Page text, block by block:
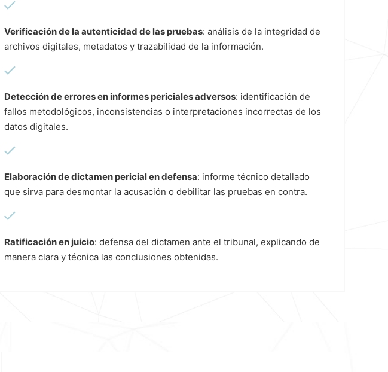
Verificación de la autenticidad de las pruebas: análisis de la integridad de
archivos digitales, metadatos y trazabilidad de la información.
Detección de errores en informes periciales adversos: identificación de
fallos metodológicos, inconsistencias o interpretaciones incorrectas de los
datos digitales.
Elaboración de dictamen pericial en defensa: informe técnico detallado
que sirva para desmontar la acusación o debilitar las pruebas en contra.
Ratificación en juicio: defensa del dictamen ante el tribunal, explicando de
manera clara y técnica las conclusiones obtenidas.